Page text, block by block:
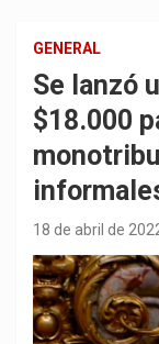
GENERAL
Se lanzó
$18.000
18 de abril de